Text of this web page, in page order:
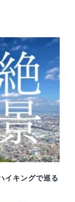
イキングで巡る